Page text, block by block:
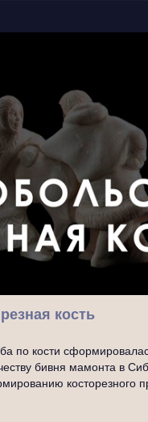
кость
по кости
бивня мамонта в
косторезного